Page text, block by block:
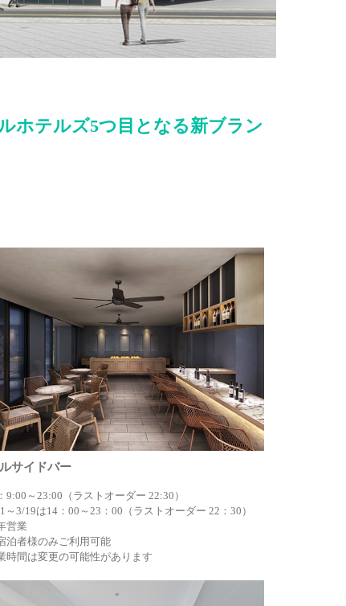
ホテルズ5つ目となる新ブラン
サイドバー
9:00～23:00（ラストオーダー 22:30）
～3/19は14：00～23：00（ラストオーダー 22：30）
営業
泊者様のみご利用可能
時間は変更の可能性があります